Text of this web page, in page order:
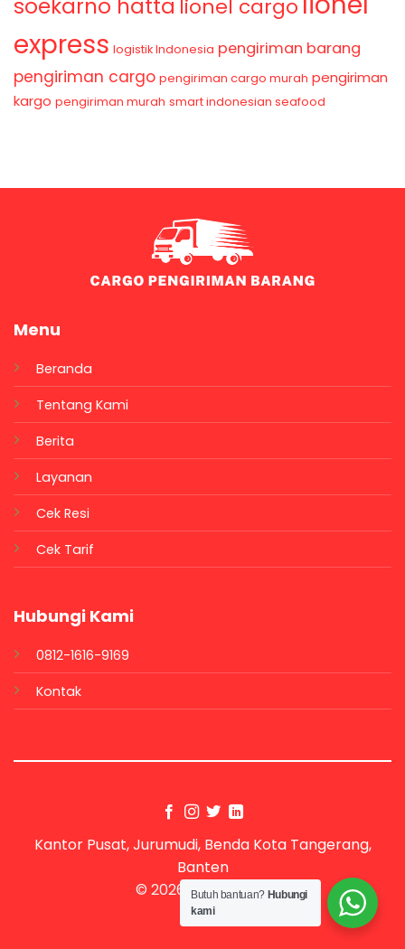
soekarno hatta lionel cargo
express logistik Indonesia pengiriman barang
pengiriman cargo pengiriman cargo murah pengiriman
kargo pengiriman murah smart indonesian seafood
Menu
Beranda
Tentang Kami
Berita
Layanan
Cek Resi
Cek Tarif
Hubungi Kami
0812-1616-9169
Kontak
Kantor Pusat, Jurumudi, Benda Kota Tangerang,
Banten
© 2026 UX Themes
Butuh bantuan? Hubungi
kami